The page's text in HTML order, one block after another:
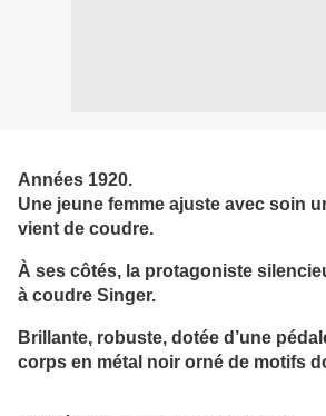
Années 1920.
Une jeune femme ajuste avec soin
vient de coudre.
À ses côtés, la protagoniste
à coudre Singer.
Brillante, robuste, dotée d’une
corps en métal noir orné de motifs